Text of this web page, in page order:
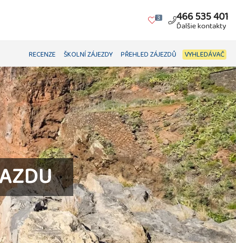
3 466 535 401
Ďalšie kontakty
RECENZE ŠKOLNÍ ZÁJEZDY PŘEHLED ZÁJEZDŮ VYHLEDÁVAČ